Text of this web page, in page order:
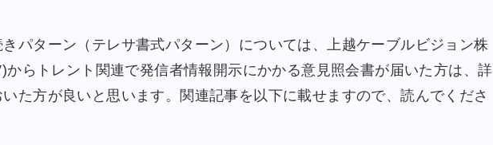
パターン（テレサ書式パターン）については、上越ケーブルビジョン株
からトレント関連で発信者情報開示にかかる意見照会書が届いた方は、詳
いた方が良いと思います。関連記事を以下に載せますので、読んでくださ